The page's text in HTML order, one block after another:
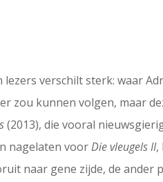
verschilt sterk: waar
zou kunnen volgen, maar
(2013), die vooral
nagelaten voorDie vleugels II,
naar gene zijde, de